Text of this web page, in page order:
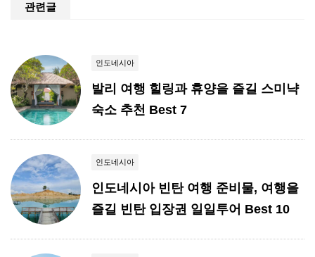
관련글
인도네시아
발리 여행 힐링과 휴양을 즐길 스미냑
숙소 추천 Best 7
인도네시아
인도네시아 빈탄 여행 준비물, 여행을
즐길 빈탄 입장권 일일투어 Best 10